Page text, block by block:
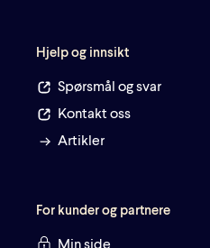
Hjelp og innsikt
Spørsmål og svar
Kontakt oss
Artikler
For kunder og partnere